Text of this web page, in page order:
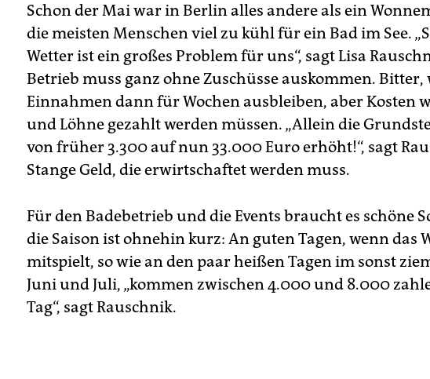
Schon der Mai war in Berlin alles andere als ein
die meisten Menschen viel zu kühl für ein Bad im See.
Wetter ist ein großes Problem für uns“, sagt Lisa
Betrieb muss ganz ohne Zuschüsse auskommen. Bitter,
Einnahmen dann für Wochen ausbleiben, aber Kosten
und Löhne gezahlt werden müssen. „Allein die
von früher 3.300 auf nun 33.000 Euro erhöht!“, sagt
Stange Geld, die erwirtschaftet werden muss.
Für den Badebetrieb und die Events braucht es schöne
die Saison ist ohnehin kurz: An guten Tagen, wenn das
mitspielt, so wie an den paar heißen Tagen im sonst
Juni und Juli, „kommen zwischen 4.000 und 8.000
Tag“, sagt Rauschnik.